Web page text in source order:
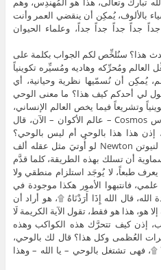
بالألوف، يُمكِن أن ينقضي العمر وأنت
جداً جداً جداً جداً، وعلماء الحيوان
هذا؟ سنُلخِّص لكم الجواب بكلمة على
ومُحرِّكه وهاديه ومُسيِّره تكوينياً
يُمكِن أن نُسمّيها نظرية وحيانية، أي
لي أحدكم كيف هذا؟ ما معنى الوحي
وتشريعاً فيما يخص العالم الإنساني،
فنأتي إلى السماوات وعالم الكوزموس Cosmos – عالم الأكوان – الآن، قال
هذا هذا بالوحي أم ليس بالوحي؟
بالوحي، ولا يُمكِن أن تفهم ولا يُمكِن لنيوتن Newton لو أُوتيَ مثل عقله ألف
أن تسلك بهذه الطريقة، كلما قدَّم
طبعاً، لا يُوجَد استلزام منطقي ولا
فانتبهوا الأمور هكذا موجودة في
الله، قال الله إِذَا أَرَدْنَاهُ ۩، هو أراد أن
هو، هذا هو فقط، تقول الآية الكريمة لَا
إذن كيف تتحرَّك هذه الكواكب وهذه
العُظمى وكل هذا؟ قال لك بالوحي،
فهى تشتغل بالوحي – يا الله – وهذا